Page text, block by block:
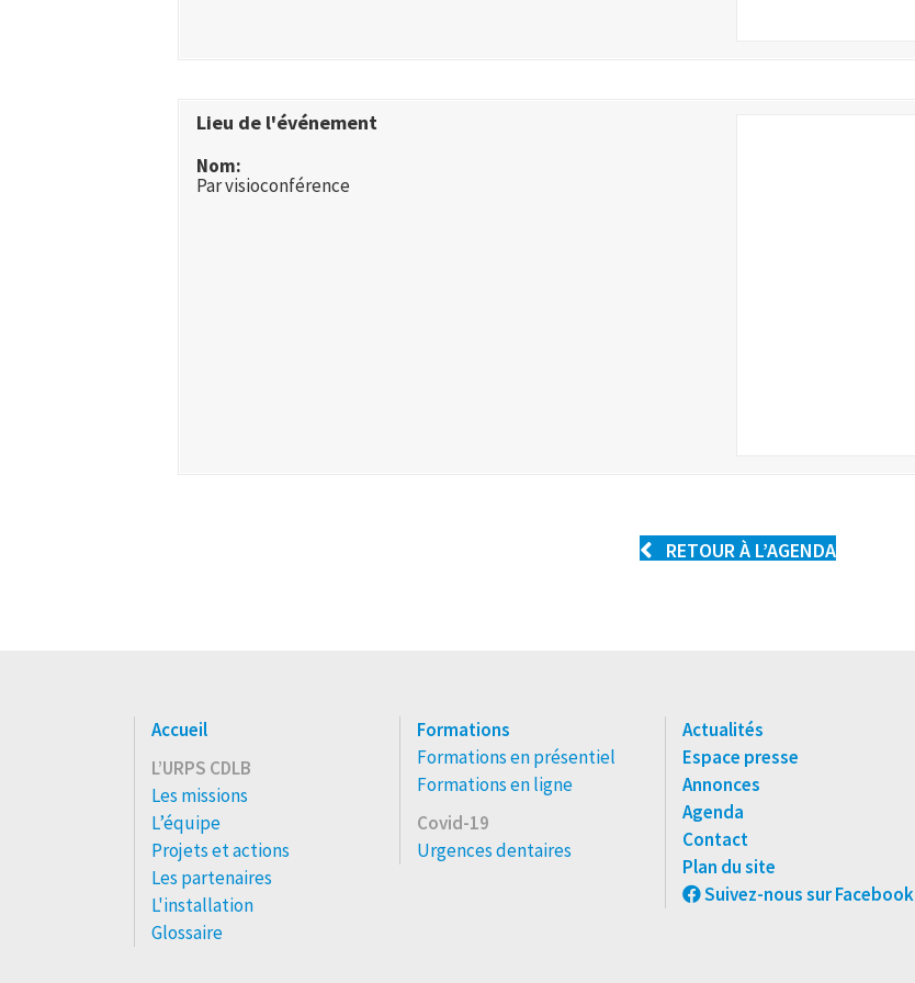
Lieu de l'événement
Nom:
Par visioconférence
RETOUR À L’AGENDA
Accueil
L’URPS CDLB
Les missions
L’équipe
Projets et actions
Les partenaires
L'installation
Glossaire
Formations
Formations en présentiel
Formations en ligne
Covid-19
Urgences dentaires
Actualités
Espace presse
Annonces
Agenda
Contact
Plan du site
Suivez-nous sur Facebook